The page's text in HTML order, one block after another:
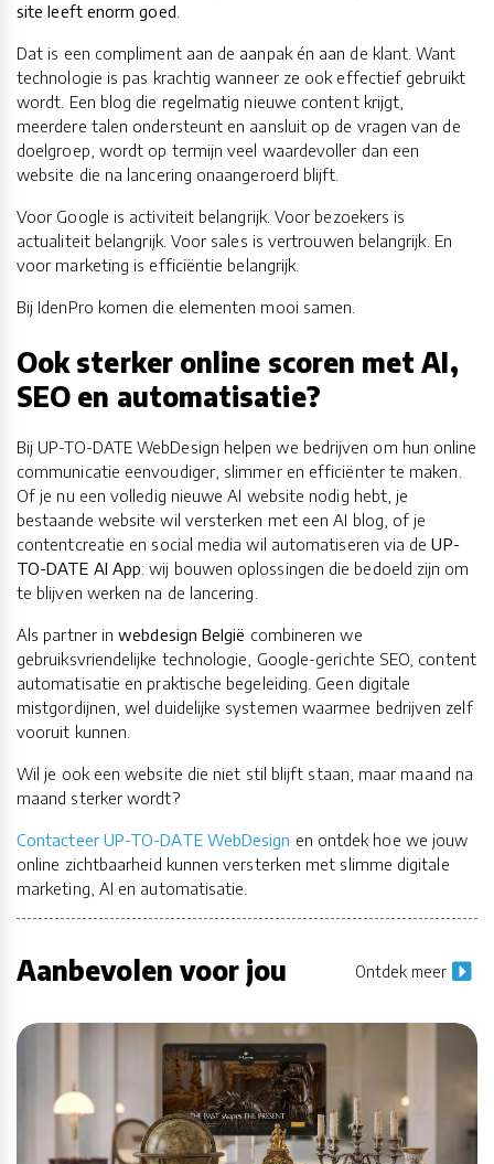
site leeft enorm goed
Dat is een compliment aan de aanpak én aan de klant. Want
technologie is pas krachtig wanneer ze ook effectief gebruikt
wordt. Een blog die regelmatig nieuwe content krijgt,
meerdere talen ondersteunt en aansluit op de vragen van de
doelgroep, wordt op termijn veel waardevoller dan een
website die na lancering onaangeroerd blijft.
Voor Google is activiteit belangrijk. Voor bezoekers is
actualiteit belangrijk. Voor sales is vertrouwen belangrijk. En
voor marketing is efficiëntie belangrijk.
Bij IdenPro komen die elementen mooi samen.
Ook sterker online scoren met AI,
SEO en automatisatie?
Bij UP-TO-DATE WebDesign helpen we bedrijven om hun online
communicatie eenvoudiger, slimmer en efficiënter te maken.
Of je nu een volledig nieuwe AI website nodig hebt, je
bestaande website wil versterken met een AI blog, of je
contentcreatie en social media wil automatiseren via deUP-
TO-DATE AI App: wij bouwen oplossingen die bedoeld zijn om
te blijven werken na de lancering.
Als partner inwebdesign België combineren we
gebruiksvriendelijke technologie, Google-gerichte SEO, content
automatisatie en praktische begeleiding. Geen digitale
mistgordijnen, wel duidelijke systemen waarmee bedrijven zelf
vooruit kunnen.
Wil je ook een website die niet stil blijft staan, maar maand na
maand sterker wordt?
Contacteer UP-TO-DATE WebDesign en ontdek hoe we jouw
online zichtbaarheid kunnen versterken met slimme digitale
marketing, AI en automatisatie.
Aanbevolen voor jou Ontdek meer